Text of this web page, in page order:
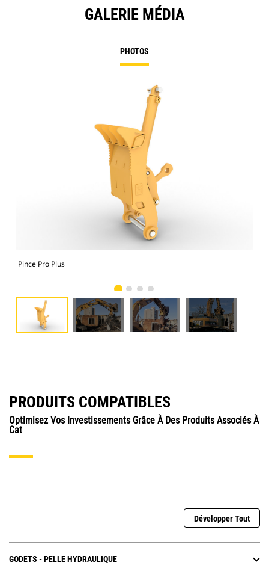
GALERIE MÉDIA
PHOTOS
Pince Pro Plus
PRODUITS COMPATIBLES
Optimisez Vos Investissements Grâce À Des Produits Associés À
Cat
Développer Tout
GODETS - PELLE HYDRAULIQUE